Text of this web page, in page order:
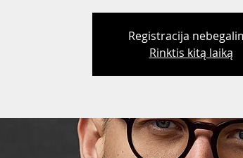
Registracija
Rinktis kitą laiką